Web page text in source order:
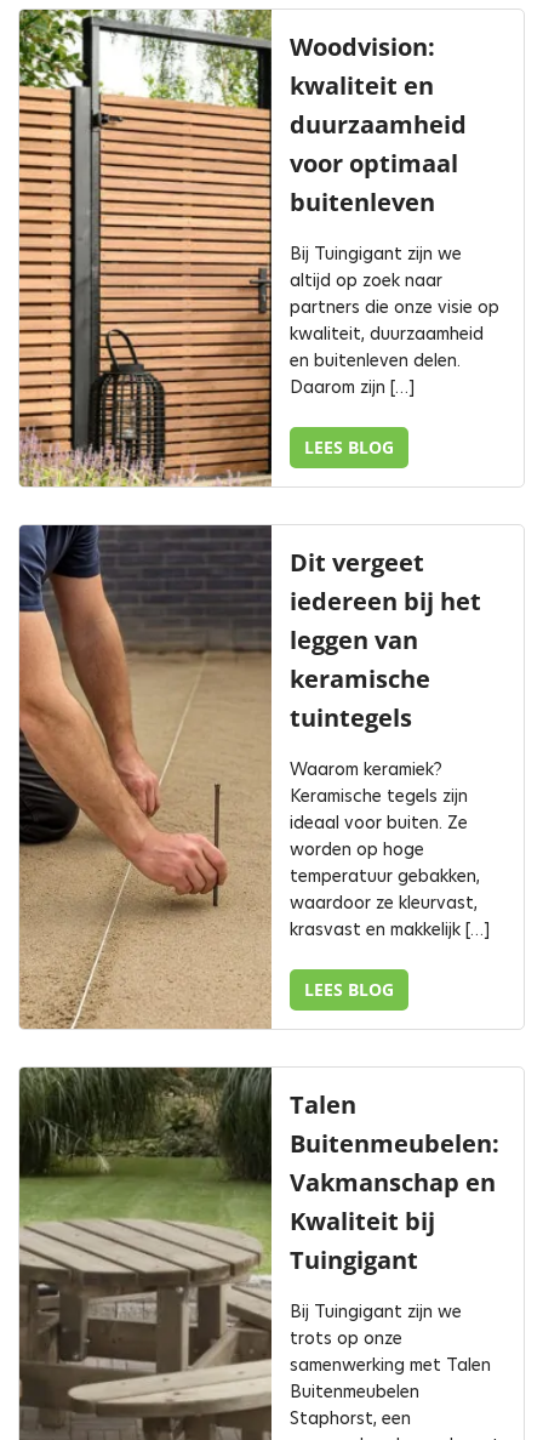
Woodvision:
kwaliteit en
duurzaamheid
voor optimaal
buitenleven
Bij Tuingigant zijn we
altijd op zoek naar
partners die onze visie op
kwaliteit, duurzaamheid
en buitenleven delen.
Daarom zijn […]
LEES BLOG
Dit vergeet
iedereen bij het
leggen van
keramische
tuintegels
Waarom keramiek?
Keramische tegels zijn
ideaal voor buiten. Ze
worden op hoge
temperatuur gebakken,
waardoor ze kleurvast,
krasvast en makkelijk […]
LEES BLOG
Talen
Buitenmeubelen:
Vakmanschap en
Kwaliteit bij
Tuingigant
Bij Tuingigant zijn we
trots op onze
samenwerking met Talen
Buitenmeubelen
Staphorst, een